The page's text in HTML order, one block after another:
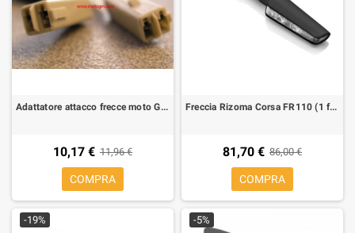
Adattatore attacco frecce moto Giapponesi per Honda/Yamaha connettore maschio
10,17 € 11,96 €
COMPRA
Freccia Rizoma Corsa FR110 (1 freccia)
81,70 € 86,00 €
COMPRA
-19% -5%